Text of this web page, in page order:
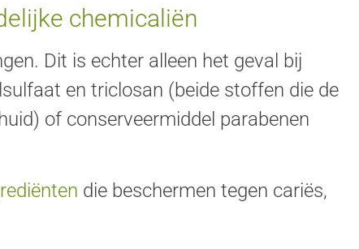
chemicaliën
Dit is echter alleen het geval bij
en triclosan (beide stoffen die de
of conserveermiddel parabenen
die beschermen tegen cariës,